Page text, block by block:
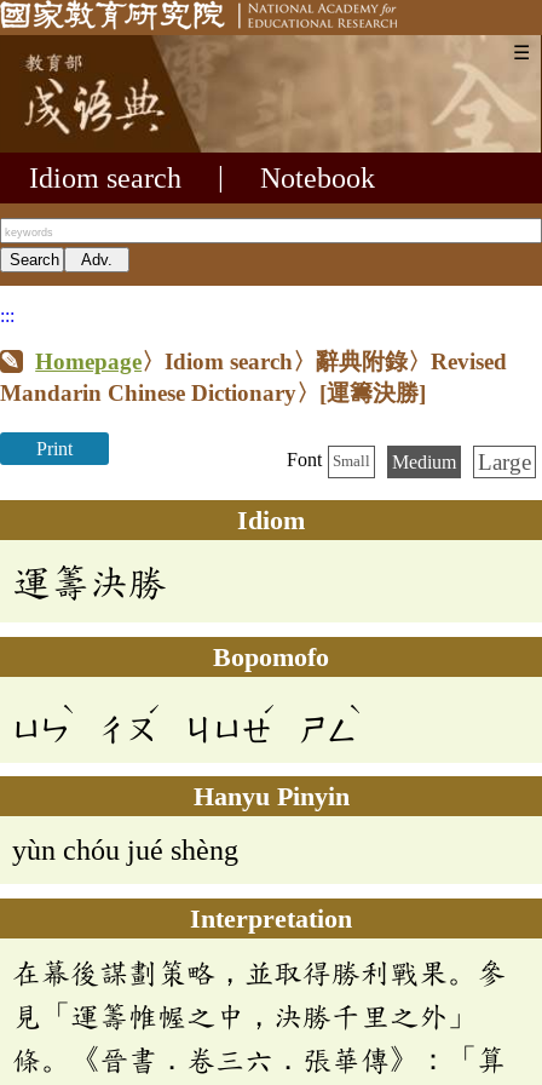
☰
Idiom search Notebook
:::
Homepage〉Idiom search〉辭典附錄〉Revised
Mandarin Chinese Dictionary〉 [運籌決勝]
Print
Font Small Medium Large
Idiom
運籌決勝
Bopomofo
ㄩㄣ
ˋ
ㄔㄡ
ˊ
ㄐㄩㄝ
ˊ
ㄕㄥ
ˋ
Hanyu Pinyin
yùn chóu jué shèng
Interpretation
在幕後謀劃策略，並取得勝利戰果。參
見「運籌帷幄之中，決勝千里之外」
條。《晉書．卷三六．張華傳》：「算